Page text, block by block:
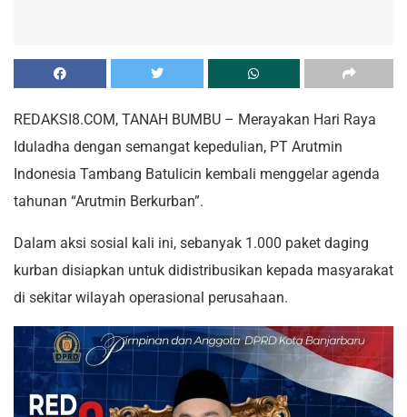
REDAKSI8.COM, TANAH BUMBU – Merayakan Hari Raya
Iduladha dengan semangat kepedulian, PT Arutmin
Indonesia Tambang Batulicin kembali menggelar agenda
tahunan “Arutmin Berkurban”.
Dalam aksi sosial kali ini, sebanyak 1.000 paket daging
kurban disiapkan untuk didistribusikan kepada masyarakat
di sekitar wilayah operasional perusahaan.